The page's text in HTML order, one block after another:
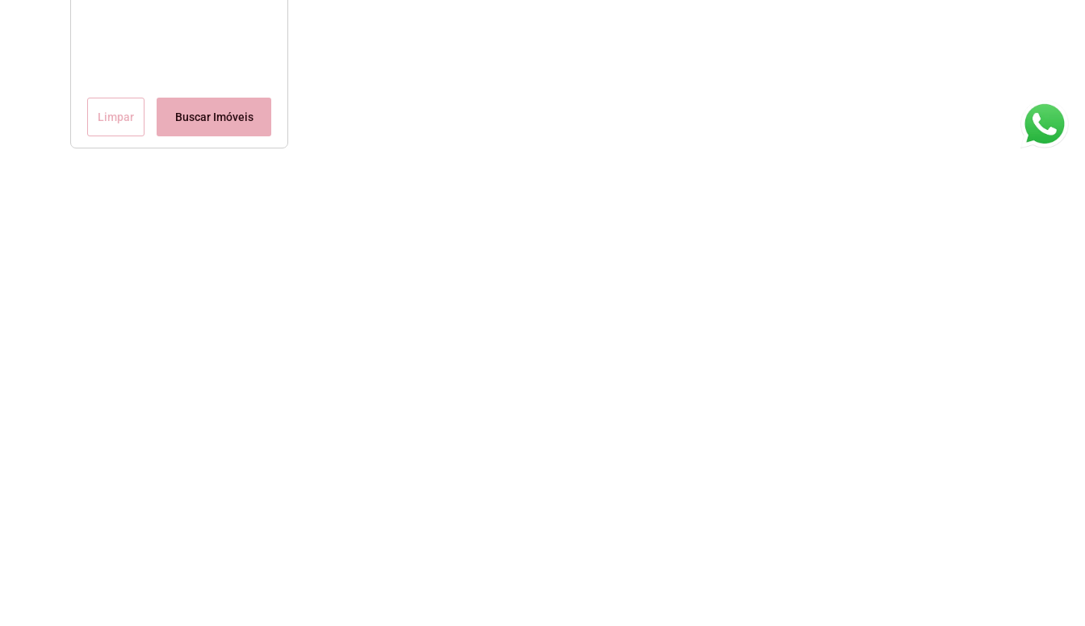
Limpar Buscar Imóveis